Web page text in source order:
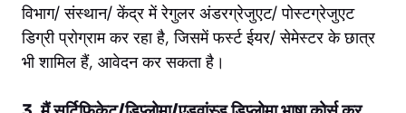
विभाग/ संस्थान/ केंद्र में रेगुलर अंडरग्रेजुएट/ पोस्टग्रेजुएट
डिग्री प्रोग्राम कर रहा है, जिसमें फर्स्ट ईयर/ सेमेस्टर के छात्र
भी शामिल हैं, आवेदन कर सकता है।